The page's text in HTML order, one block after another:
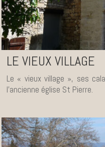
LE VIEUX VILLAGE
Le « vieux village », ses
l’ancienne église St Pierre.